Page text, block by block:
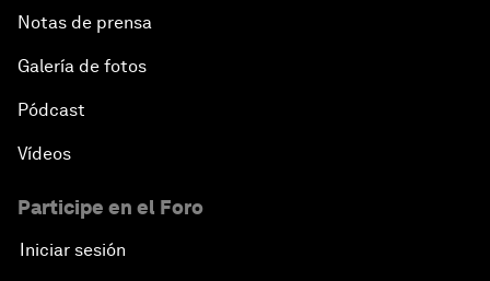
Notas de prensa
Galería de fotos
Pódcast
Vídeos
Participe en el Foro
Iniciar sesión